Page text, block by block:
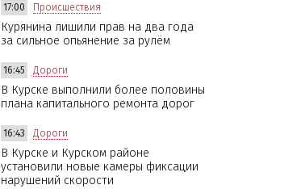
17:00 Происшествия
Курянина лишили прав на два года
за сильное опьянение за рулём
16:45 Дороги
В Курске выполнили более половины
плана капитального ремонта дорог
16:43 Дороги
В Курске и Курском районе
установили новые камеры фиксации
нарушений скорости